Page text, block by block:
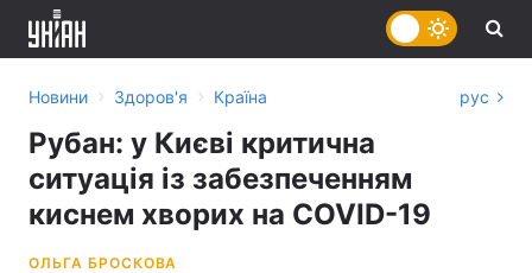
Новини › Здоров'я › Країна рус
Рубан: у Києві критична
ситуація із забезпеченням
киснем хворих на COVID-19
ОЛЬГА БРОСКОВА